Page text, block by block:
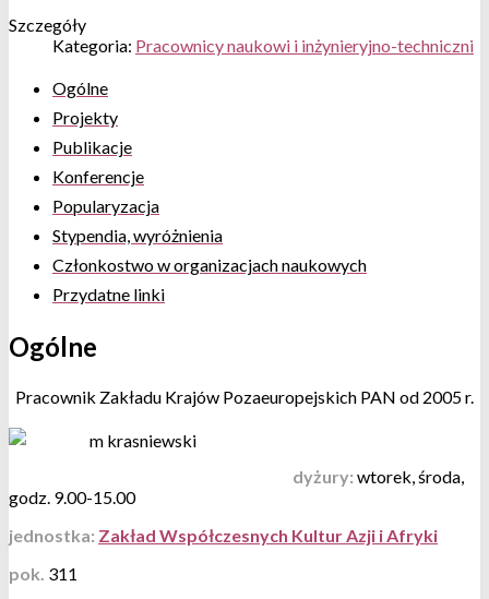
Szczegóły
Kategoria: Pracownicy naukowi i inżynieryjno-techniczni
Ogólne
Projekty
Publikacje
Konferencje
Popularyzacja
Stypendia, wyróżnienia
Członkostwo w organizacjach naukowych
Przydatne linki
Ogólne
Pracownik Zakładu Krajów Pozaeuropejskich PAN od 2005 r.
dyżury: wtorek, środa,
godz. 9.00-15.00
jednostka: Zakład Współczesnych Kultur Azji i Afryki
pok. 311